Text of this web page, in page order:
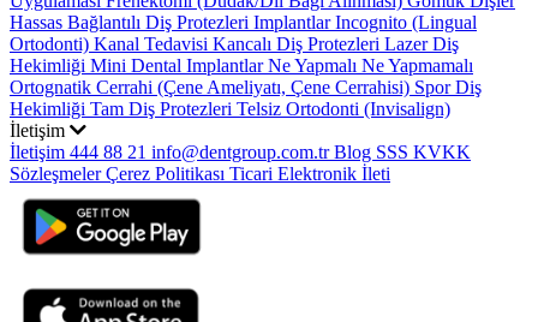
Hassas Bağlantılı Diş Protezleri ImplantlarIncognito (Lingual
Ortodonti) Kanal Tedavisi Kancalı Diş Protezleri Lazer Diş
Hekimliği Mini Dental ImplantlarNe Yapmalı Ne Yapmamalı
Ortognatik Cerrahi (Çene Ameliyatı, Çene Cerrahisi) Spor Diş
Hekimliği Tam Diş Protezleri Telsiz Ortodonti (Invisalign)
İletişim
İletişim 444 88 21 info@dentgroup.com.tr Blog SSS KVKK
SözleşmelerÇerez Politikası Ticari Elektronik İleti